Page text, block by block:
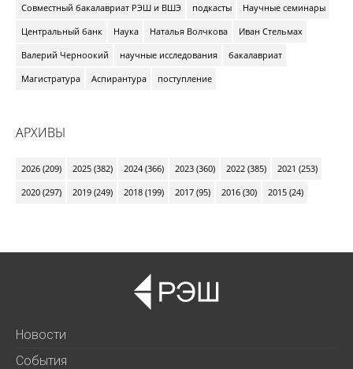
Совместный бакалавриат РЭШ и ВШЭ
подкасты
Научные семинары
Центральный банк
Наука Наталья Волчкова
Иван Стельмах
Валерий Черноокий
научные исследования
бакалавриат
Магистратура
Аспирантура поступление
АРХИВЫ
2026 (209) 2025 (382) 2024 (366) 2023 (360) 2022 (385)
2021 (253)
2020 (297)
2019 (249) 2018 (199) 2017 (95) 2016 (30) 2015 (24)
Новости
События